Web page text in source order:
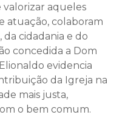
valorizar aqueles
atuação, colaboram
cidadania e do
concedida a Dom
evidencia
da Igreja na
mais justa,
o bem comum.